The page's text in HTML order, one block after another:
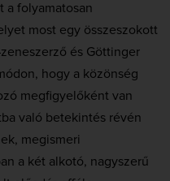
a folyamatosan
most egy összeszokott
és Göttinger
hogy a közönség
megfigyelőként van
való betekintés révén
megismeri
a két alkotó, nagyszerű